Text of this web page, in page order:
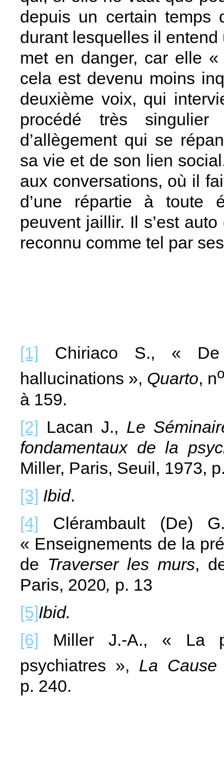
depuis un certain temps
durant lesquelles il
met en danger, car elle
cela est devenu moins
deuxième voix, qui
procédé très
d’allègement qui se
sa vie et de son lien
aux conversations, où il
d’une répartie à toute
peuvent jaillir. Il s’est
reconnu comme tel par
[1] Chiriaco S., «
hallucinations », Quarto, n
à 159.
[2] Lacan J., Le
fondamentaux de la
Miller, Paris, Seuil, 1973,
[3] Ibid.
[4] Clérambault (De)
« Enseignements de la
de Traverser les murs,
Paris, 2020, p. 13
[5]Ibid.
[6] Miller J.-A., « La
psychiatres », La Cause
p. 240.